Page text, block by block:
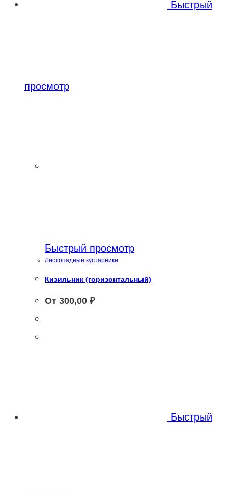
Быстрый
просмотр
Быстрый просмотр
Листопадные кустарники
Кизильник (горизонтальный)
От 300,00 ₽
Быстрый